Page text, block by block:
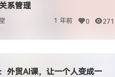
系管理
1 年前 0 271
外贸AI课，让一个人变成一